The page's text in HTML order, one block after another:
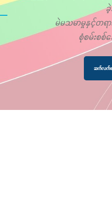
မဲမသမာမှုနှင့်တရာ
စုံစမ်းစစ်
ဆက်လက်ဖ